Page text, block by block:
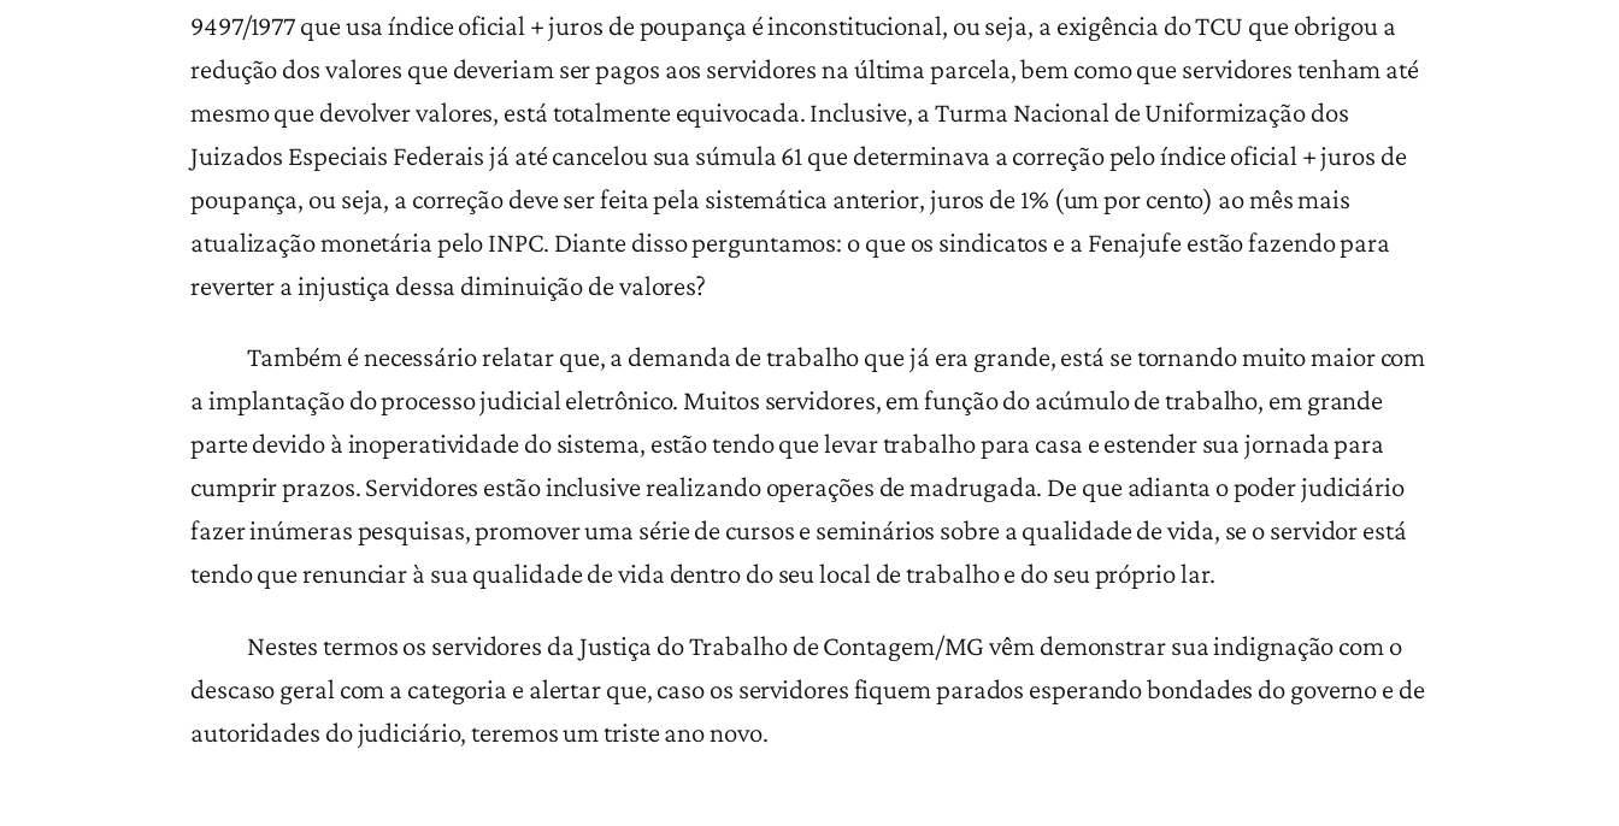
9497/1977 que usa índice oficial + juros de poupança é inconstitucional, ou seja, a exigência do TCU que obrigou a
redução dos valores que deveriam ser pagos aos servidores na última parcela, bem como que servidores tenham até
mesmo que devolver valores, está totalmente equivocada. Inclusive, a Turma Nacional de Uniformização dos
Juizados Especiais Federais já até cancelou sua súmula 61 que determinava a correção pelo índice oficial + juros de
poupança, ou seja, a correção deve ser feita pela sistemática anterior, juros de 1% (um por cento) ao mês mais
atualização monetária pelo INPC. Diante disso perguntamos: o que os sindicatos e a Fenajufe estão fazendo para
reverter a injustiça dessa diminuição de valores?
Também é necessário relatar que, a demanda de trabalho que já era grande, está se tornando muito maior com
a implantação do processo judicial eletrônico. Muitos servidores, em função do acúmulo de trabalho, em grande
parte devido à inoperatividade do sistema, estão tendo que levar trabalho para casa e estender sua jornada para
cumprir prazos. Servidores estão inclusive realizando operações de madrugada. De que adianta o poder judiciário
fazer inúmeras pesquisas, promover uma série de cursos e seminários sobre a qualidade de vida, se o servidor está
tendo que renunciar à sua qualidade de vida dentro do seu local de trabalho e do seu próprio lar.
Nestes termos os servidores da Justiça do Trabalho de Contagem/MG vêm demonstrar sua indignação com o
descaso geral com a categoria e alertar que, caso os servidores fiquem parados esperando bondades do governo e de
autoridades do judiciário, teremos um triste ano novo.